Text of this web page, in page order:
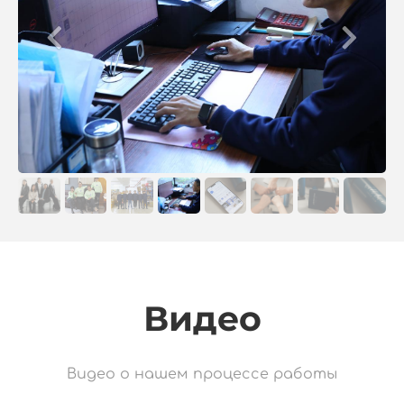
Видео
Видео о нашем процессе работы